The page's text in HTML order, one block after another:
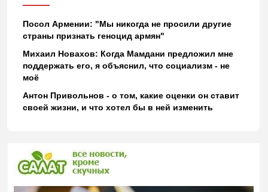
Посол Армении: "Мы никогда не просили другие
страны признать геноцид армян"
Михаил Новахов: Когда Мамдани предложил мне
поддержать его, я объяснил, что социализм - не
моё
Антон Привольнов - о том, какие оценки он ставит
своей жизни, и что хотел бы в ней изменить